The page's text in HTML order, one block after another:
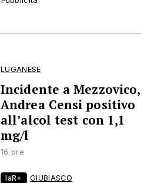
LUGANESE
Incidente a Mezzovico,
Andrea Censi positivo
all’alcol test con 1,1
mg/l
16 ore
laR+ GIUBIASCO